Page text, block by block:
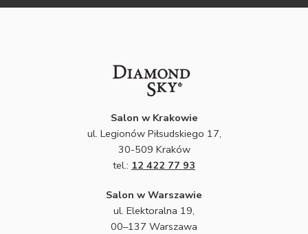
Salon w Krakowie
ul. Legionów Piłsudskiego 17,
30-509 Kraków
tel.: 12 422 77 93
Salon w Warszawie
ul. Elektoralna 19,
00–137 Warszawa